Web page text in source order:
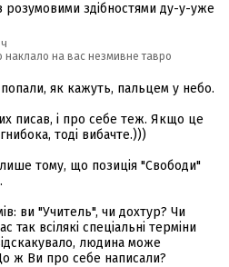
здібностями ду-у-уже
наклало на вас незмивне тавро
як кажуть, пальцем у небо.
писав, і про себе теж. Якщо це
тоді вибачте.)))
тому, що позиція "Свободи"
ви "Учитель", чи дохтур? Чи
так всілякі спеціальні терміни
людина може
ж Ви про себе написали?